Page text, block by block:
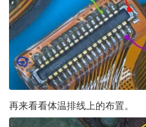
再来看看体温排线上的布置。